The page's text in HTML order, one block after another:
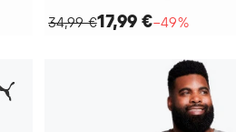
34,99 €17,99 €−49%